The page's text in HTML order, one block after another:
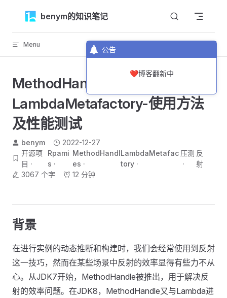
公告
❤️博客翻新中
Skip to contentbenym的知识笔记
Menu 返回顶部
MethodHandle结合
LambdaMetafactory-使用方法
及性能测试
benym
2022-12-27
开源项
目
Rpami
s
MethodHandl
es
LambdaMetafac
tory
压测 反
射
3067 个字
12 分钟
背景
在进行实例的动态推断和构建时，我们会经常使用到反射
这一技巧，然而在某些场景中反射的效率显得有些力不从
心。从JDK7开始，MethodHandle被推出，用于解决反
射的效率问题。在JDK8，MethodHandle又与Lambda进